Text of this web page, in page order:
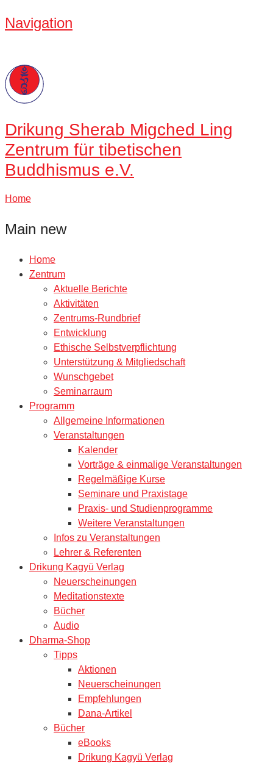
Navigation
Drikung Sherab Migched Ling
Zentrum für tibetischen
Buddhismus e.V.
Home
Main new
Home
Zentrum
Aktuelle Berichte
Aktivitäten
Zentrums-Rundbrief
Entwicklung
Ethische Selbstverpflichtung
Unterstützung & Mitgliedschaft
Wunschgebet
Seminarraum
Programm
Allgemeine Informationen
Veranstaltungen
Kalender
Vorträge & einmalige Veranstaltungen
Regelmäßige Kurse
Seminare und Praxistage
Praxis- und Studienprogramme
Weitere Veranstaltungen
Infos zu Veranstaltungen
Lehrer & Referenten
Drikung Kagyü Verlag
Neuerscheinungen
Meditationstexte
Bücher
Audio
Dharma-Shop
Tipps
Aktionen
Neuerscheinungen
Empfehlungen
Dana-Artikel
Bücher
eBooks
Drikung Kagyü Verlag